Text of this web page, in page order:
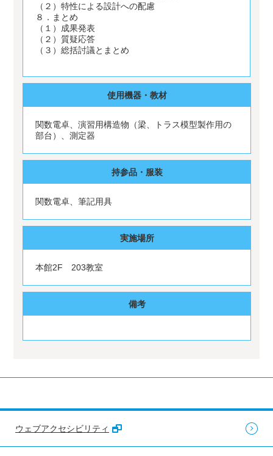
（２）特性による設計への配慮
８．まとめ
（１）成果発表
（２）質疑応答
（３）総括討議とまとめ
使用機器・教材
関数電卓、演習用構造物（梁、トラス模型製作用の
部台）、測定器
持参品・服装
関数電卓、筆記用具
実施場所
本館2F 203教室
備考
ウェブアクセシビリティ